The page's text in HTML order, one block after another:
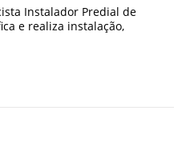
Instalador Predial de
e realiza instalação,